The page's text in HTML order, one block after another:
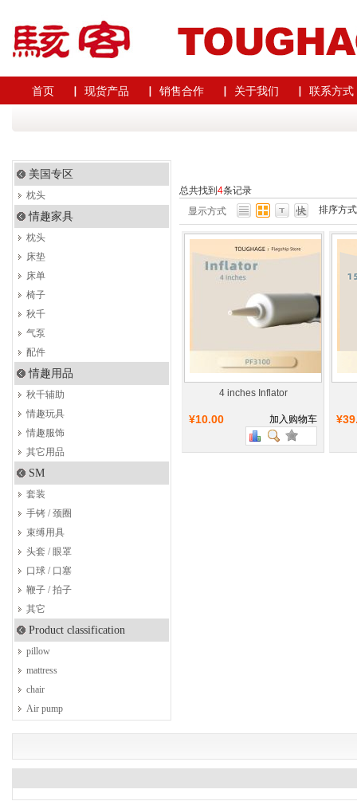
首页 ▏ 现货产品 ▏ 销售合作 ▏ 关于我们 ▏ 联系方式
美国专区
枕头
情趣家具
枕头
床垫
床单
椅子
秋千
气泵
配件
情趣用品
秋千辅助
情趣玩具
情趣服饰
其它用品
SM
套装
手铐 / 颈圈
束缚用具
头套 / 眼罩
口球 / 口塞
鞭子 / 拍子
其它
Product classification
pillow
mattress
chair
Air pump
总共找到 4条记录
显示方式
排序方
4 inches Inflator
¥10.00 加入购物车